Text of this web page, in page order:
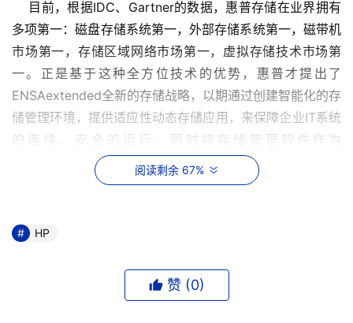
目前，根据IDC、Gartner的数据，惠普存储在业界拥有
多项第一：磁盘存储系统第一，外部存储系统第一，磁带机
市场第一，存储区域网络市场第一，虚拟存储技术市场第
一。正是基于这种全方位技术的优势，惠普才提出了
ENSAextended全新的存储战略，以期通过创建智能化的存
储管理环境，提供适应性动态存储应用，来保障企业IT系统
的连续、安全的运行。同时将存储管理软件作为
ENSAextended的发展重点之一，把在网络管理中享有盛誉
的OpenView进行了全面升级和重新规划，使之成为连接硬
Manager (OV SAM)。
ENSAextended的最终目标是将存储作为公用的基础设
施，提供随时随地的存储服务。因此，HP OpenView
阅读剩余 67%
HP
赞 (0)